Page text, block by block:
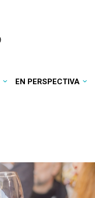
EN PERSPECTIVA